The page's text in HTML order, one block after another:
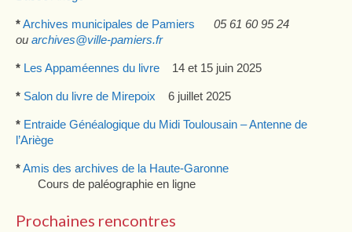
*Archives municipales de Pamiers
05 61 60 95 24
ou archives@ville-pamiers.fr
* Les Appaméennes du livre 14 et 15 juin 2025
* Salon du livre de Mirepoix 6 juillet 2025
* Entraide Généalogique du Midi Toulousain – Antenne de
l’Ariège
*Amis des archives de la Haute-Garonne
Cours de paléographie en ligne
Prochaines rencontres